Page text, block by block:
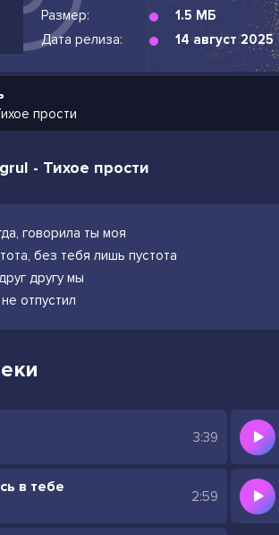
Размер:
1.5 МБ
Дата релиза:
14 август 2025
прости
- Тихое прости
говорила ты моя
без тебя лишь пустота
другу мы
отпустил
3:39
в тебе
2:59